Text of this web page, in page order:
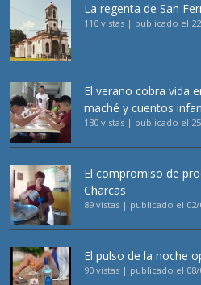
La regenta de San
110 vistas | publicado el
El verano cobra vida
maché y cuentos
130 vistas | publicado el
El compromiso de
Charcas
89 vistas | publicado el 02/
El pulso de la noche
90 vistas | publicado el 08/